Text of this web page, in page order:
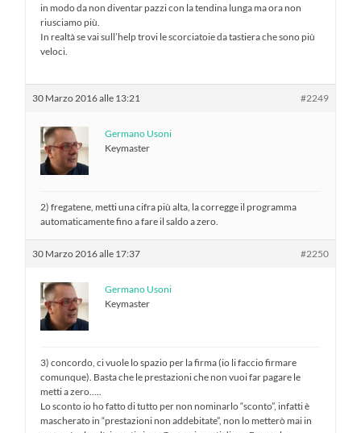
in modo da non diventar pazzi con la tendina lunga ma ora non
riusciamo più.
In realtà se vai sull’help trovi le scorciatoie da tastiera che sono più
veloci.
30 Marzo 2016 alle 13:21 #2249
Germano Usoni
Keymaster
2) fregatene, metti una cifra più alta, la corregge il programma
automaticamente fino a fare il saldo a zero.
30 Marzo 2016 alle 17:37 #2250
Germano Usoni
Keymaster
3) concordo, ci vuole lo spazio per la firma (io li faccio firmare
comunque). Basta che le prestazioni che non vuoi far pagare le
metti a zero…..
Lo sconto io ho fatto di tutto per non nominarlo “sconto”, infatti è
mascherato in “prestazioni non addebitate”, non lo metterò mai in